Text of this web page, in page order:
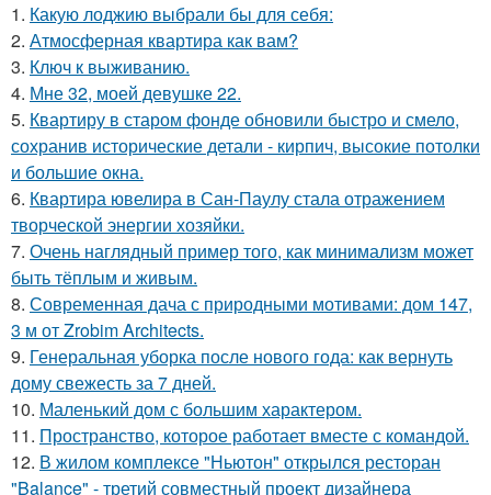
1. Какую лоджию выбрали бы для себя:
2. Атмосферная квартира как вам?
3. Ключ к выживанию.
4. Мне 32, моей девушке 22.
5. Квартиру в старом фонде обновили быстро и смело,
сохранив исторические детали - кирпич, высокие потолки
и большие окна.
6. Квартира ювелира в Сан-Паулу стала отражением
творческой энергии хозяйки.
7. Очень наглядный пример того, как минимализм может
быть тёплым и живым.
8. Современная дача с природными мотивами: дом 147,
3 м от Zrobim Architects.
9. Генеральная уборка после нового года: как вернуть
дому свежесть за 7 дней.
10. Маленький дом с большим характером.
11. Пространство, которое работает вместе с командой.
12. В жилом комплексе "Ньютон" открылся ресторан
"Balance" - третий совместный проект дизайнера